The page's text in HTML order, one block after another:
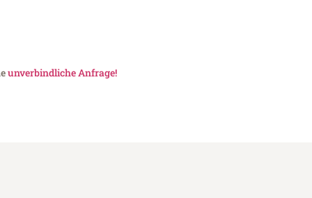
unverbindliche Anfrage!